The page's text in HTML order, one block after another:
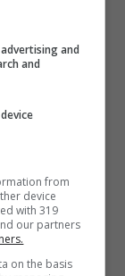
and
and
from
device
with 319
our partners
on the basis